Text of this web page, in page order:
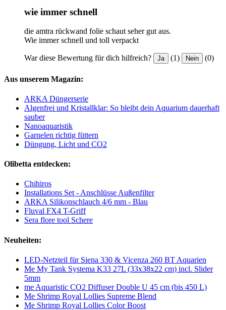
wie immer schnell
die amtra rückwand folie schaut seher gut aus.
Wie immer schnell und toll verpackt
War diese Bewertung für dich hilfreich? Ja (1) Nein (0)
Aus unserem Magazin:
ARKA Düngerserie
Algenfrei und Kristallklar: So bleibt dein Aquarium dauerhaft
sauber
Nanoaquaristik
Garnelen richtig füttern
Düngung, Licht und CO2
Olibetta entdecken:
Chihiros
Installations Set - Anschlüsse Außenfilter
ARKA Silikonschlauch 4/6 mm - Blau
Fluval FX4 T-Griff
Sera flore tool Schere
Neuheiten:
LED-Netzteil für Siena 330 & Vicenza 260 BT Aquarien
Me My Tank Systema K33 27L (33x38x22 cm) incl. Slider
5mm
me Aquaristic CO2 Diffuser Double U 45 cm (bis 450 L)
Me Shrimp Royal Lollies Supreme Blend
Me Shrimp Royal Lollies Color Boost